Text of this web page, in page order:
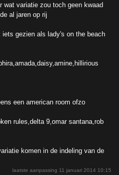
variatie zou toch geen kwaad
al jaren op rij
gezien als lady's on the beach
een american room ofzo
rules,delta 9,omar santana,rob
komen in de indeling van de
laatste aanpassing 11 januari 2014 10:15